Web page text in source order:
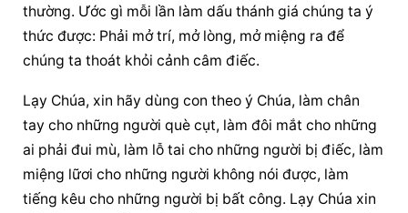
thường. Ước gì mỗi lần làm dấu thánh giá chúng ta ý
thức được: Phải mở trí, mở lòng, mở miệng ra để
chúng ta thoát khỏi cảnh câm điếc.
Lạy Chúa, xin hãy dùng con theo ý Chúa, làm chân
tay cho những người què cụt, làm đôi mắt cho những
ai phải đui mù, làm lỗ tai cho những người bị điếc, làm
miệng lữơi cho những người không nói được, làm
tiếng kêu cho những người bị bất công. Lạy Chúa xin